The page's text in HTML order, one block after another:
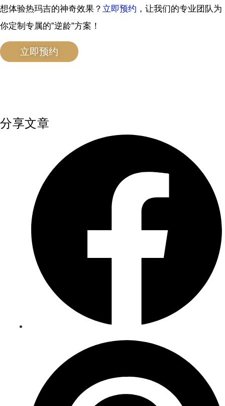
想体验热玛吉的神奇效果？ 立即预约 ，让我们的专业团队为
你定制专属的”逆龄”方案！
立即预约
分享文章